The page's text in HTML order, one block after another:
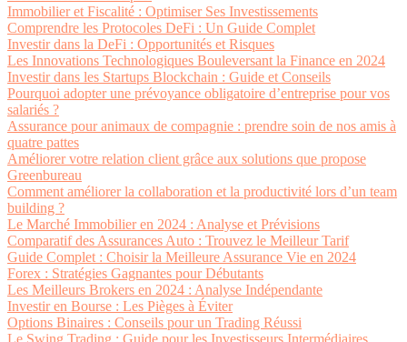
Immobilier et Fiscalité : Optimiser Ses Investissements
Comprendre les Protocoles DeFi : Un Guide Complet
Investir dans la DeFi : Opportunités et Risques
Les Innovations Technologiques Bouleversant la Finance en 2024
Investir dans les Startups Blockchain : Guide et Conseils
Pourquoi adopter une prévoyance obligatoire d’entreprise pour vos
salariés ?
Assurance pour animaux de compagnie : prendre soin de nos amis à
quatre pattes
Améliorer votre relation client grâce aux solutions que propose
Greenbureau
Comment améliorer la collaboration et la productivité lors d’un team
building ?
Le Marché Immobilier en 2024 : Analyse et Prévisions
Comparatif des Assurances Auto : Trouvez le Meilleur Tarif
Guide Complet : Choisir la Meilleure Assurance Vie en 2024
Forex : Stratégies Gagnantes pour Débutants
Les Meilleurs Brokers en 2024 : Analyse Indépendante
Investir en Bourse : Les Pièges à Éviter
Options Binaires : Conseils pour un Trading Réussi
Le Swing Trading : Guide pour les Investisseurs Intermédiaires